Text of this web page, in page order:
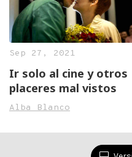
Sep 27, 2021
Ir solo al cine y otros
placeres mal vistos
Alba Blanco